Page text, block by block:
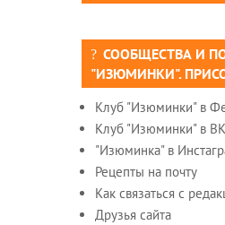
СООБЩЕСТВА И
"ИЗЮМИНКИ".
Клуб "Изюминки" в
Клуб "Изюминки" в
"Изюминка" в
Рецепты на почту
Как связаться с
Друзья сайта